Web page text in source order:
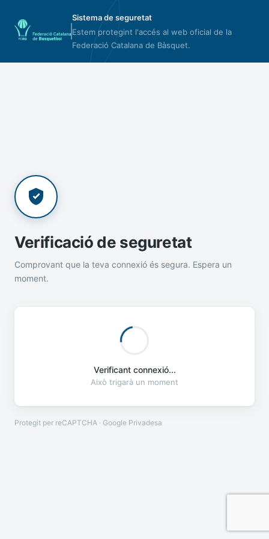
Sistema de seguretat
Estem protegint l'accés al web oficial de la
Federació Catalana de Bàsquet.
Verificació de seguretat
Comprovant que la teva connexió és segura. Espera un
moment.
Verificant connexió...
Això trigarà un moment
Protegit per reCAPTCHA · Google Privadesa